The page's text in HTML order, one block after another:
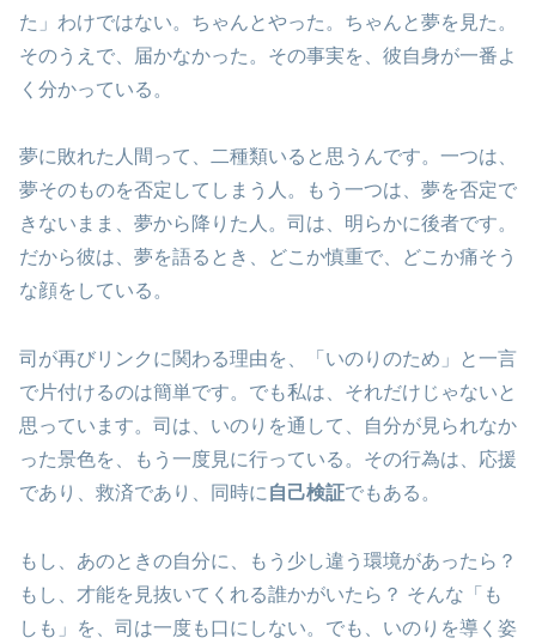
た」わけではない。ちゃんとやった。ちゃんと夢を見た。
そのうえで、届かなかった。その事実を、彼自身が一番よ
く分かっている。
夢に敗れた人間って、二種類いると思うんです。一つは、
夢そのものを否定してしまう人。もう一つは、夢を否定で
きないまま、夢から降りた人。司は、明らかに後者です。
だから彼は、夢を語るとき、どこか慎重で、どこか痛そう
な顔をしている。
司が再びリンクに関わる理由を、「いのりのため」と一言
で片付けるのは簡単です。でも私は、それだけじゃないと
思っています。司は、いのりを通して、自分が見られなか
った景色を、もう一度見に行っている。その行為は、応援
であり、救済であり、同時に 自己検証でもある。
もし、あのときの自分に、もう少し違う環境があったら？
もし、才能を見抜いてくれる誰かがいたら？ そんな「も
しも」を、司は一度も口にしない。でも、いのりを導く姿